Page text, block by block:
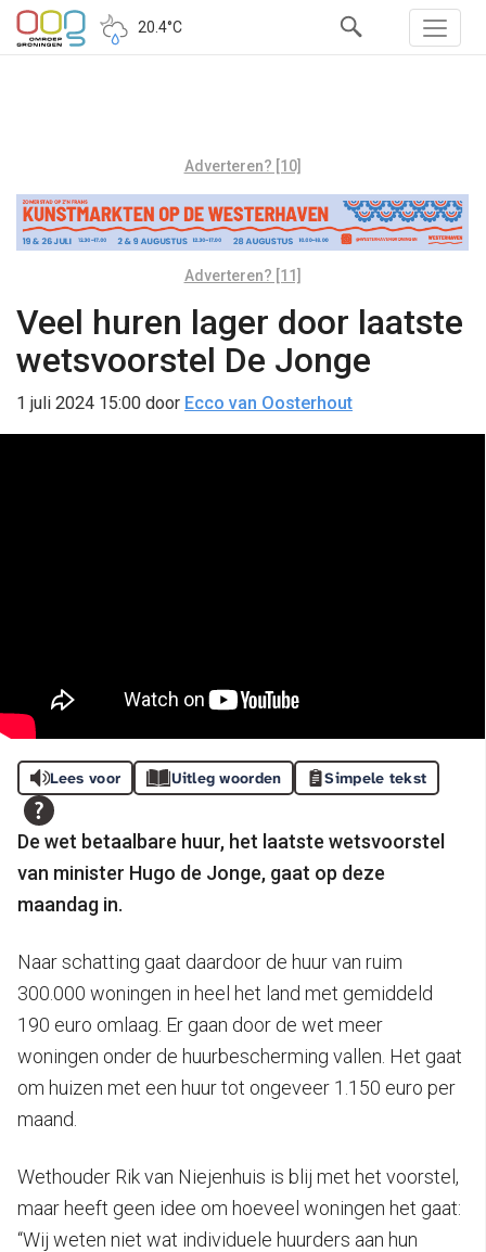
20.4°C
Adverteren? [10]
Adverteren? [11]
Veel huren lager door laatste
wetsvoorstel De Jonge
1 juli 2024 15:00 door Ecco van Oosterhout
Lees voor Uitleg woorden Simpele tekst
De wet betaalbare huur, het laatste wetsvoorstel
van minister Hugo de Jonge, gaat op deze
maandag in.
Naar schatting gaat daardoor de huur van ruim
300.000 woningen in heel het land met gemiddeld
190 euro omlaag. Er gaan door de wet meer
woningen onder de huurbescherming vallen. Het gaat
om huizen met een huur tot ongeveer 1.150 euro per
maand.
Wethouder Rik van Niejenhuis is blij met het voorstel,
maar heeft geen idee om hoeveel woningen het gaat:
“Wij weten niet wat individuele huurders aan hun